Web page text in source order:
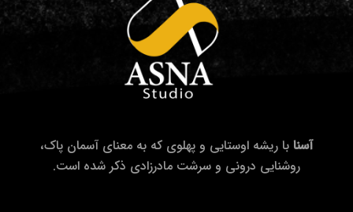
آسنا با ریشه اوستایی و پهلوی که به معنای آسمان پاک،
روشنایی درونی و سرشت مادرزادی ذکر شده است.